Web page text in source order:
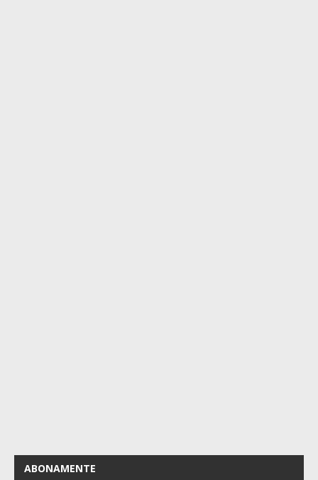
ABONAMENTE